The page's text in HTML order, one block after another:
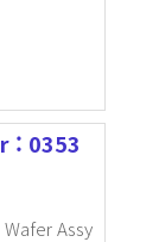
: 0353
Assy